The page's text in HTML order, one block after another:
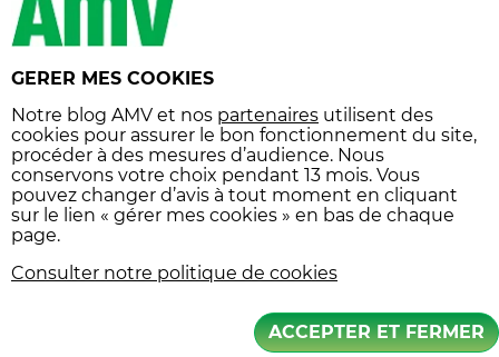
identité est indiquée sur
le site mobile. Grâce à la
l’incertitude de l’attente
liée aux aléas de la
circulation, vous pourrez
suivre en temps réel son
heure estimée d’arrivée et
visualiser son trajet
jusqu’à vous !
balade moto
carte grise
Casque
CES
circuit
écoresponsable
constat
GERER MES COOKIES
Notre blog AMV et nos partenaires utilisent des
cookies pour assurer le bon fonctionnement du site,
procéder à des mesures d’audience. Nous
conservons votre choix pendant 13 mois. Vous
pouvez changer d’avis à tout moment en cliquant
sur le lien « gérer mes cookies » en bas de chaque
page.
Consulter notre politique de cookies
ACCEPTER ET FERMER